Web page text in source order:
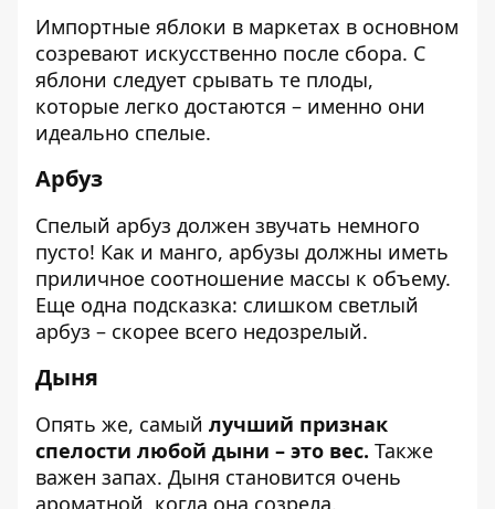
Импортные яблоки в маркетах в основном
созревают искусственно после сбора. С
яблони следует срывать те плоды,
которые легко достаются – именно они
идеально спелые.
Арбуз
Спелый арбуз должен звучать немного
пусто! Как и манго, арбузы должны иметь
приличное соотношение массы к объему.
Еще одна подсказка: слишком светлый
арбуз – скорее всего недозрелый.
Дыня
Опять же, самый лучший признак
спелости любой дыни – это вес. Также
важен запах. Дыня становится очень
ароматной, когда она созрела.